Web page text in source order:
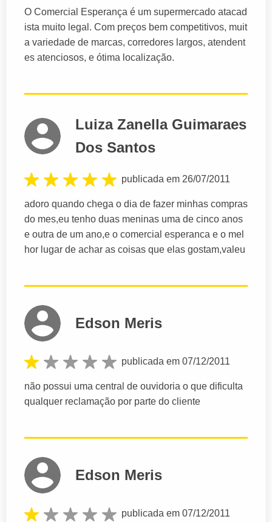
O Comercial Esperança é um supermercado atacad
ista muito legal. Com preços bem competitivos, muit
a variedade de marcas, corredores largos, atendent
es atenciosos, e ótima localização.
Luiza Zanella Guimaraes
Dos Santos
publicada em 26/07/2011
adoro quando chega o dia de fazer minhas compras
do mes,eu tenho duas meninas uma de cinco anos
e outra de um ano,e o comercial esperanca e o mel
hor lugar de achar as coisas que elas gostam,valeu
Edson Meris
publicada em 07/12/2011
não possui uma central de ouvidoria o que dificulta
qualquer reclamação por parte do cliente
Edson Meris
publicada em 07/12/2011